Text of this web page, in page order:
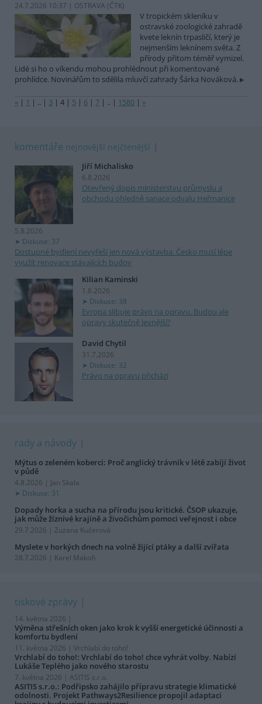
24.7.2026 10:37 | OSTRAVA (ČTK)
V tropickém skleníku v
ostravské zoologické zahradě
kvete leknín trpasličí, který je
nejmenším leknínem světa. Z
přírody přitom téměř vymizel.
Lidé si ho o víkendu mohou prohlédnout při komentované
prohlídce. Novinářům to sdělila mluvčí zahrady Šárka Nováková.
« | 1 | .. | 3 | 4 | 5 | 6 | 7 | .. | 1580 | »
komentáře nejnovější nejčtenější
Jiří Michalisko
6.8.2026
Otevřený dopis ministerstvu průmyslu a
obchodu ohledně sanace odvalu Heřmanice
5.8.2026
Diskuse: 37
Dostupné bydlení nevyřeší jen nová výstavba. Česko musí lépe
využít renovace stávajících budov
Kilian Kaminski
1.8.2026
Diskuse: 38
Evropa slibuje právo na opravu. Budou ale
opravy skutečně levnější?
David Chytil
31.7.2026
Diskuse: 32
Právo na opravu přichází
rady a návody
Mýtus o zeleném koberci: Proč anglický trávník v létě zabíjí život
v půdě
4.8.2026 | Jan Skala
Diskuse: 31
Dopady horka a sucha na přírodu jsou kritické. ČSOP ukazuje,
jak může žíznivé krajině a živočichům pomoci veřejnost i obce
29.7.2026 | Zuzana Kučerová
Myslete v horkých dnech na volně žijící ptáky a další zvířata
28.7.2026 | Karel Makoň
tiskové zprávy
14. května 2026 |
Výměna střešních oken jako krok k vyšší energetické účinnosti a
komfortu bydlení
11. května 2026 | Vrchlabí do toho!
Vrchlabí do toho!: Vrchlabí do toho! chce vyhrát volby. Nabízí
Lukáše Teplého jako nového starostu
7. května 2026 | ASITIS s.r.o.
ASITIS s.r.o.: Podřipsko zahájilo přípravu strategie klimatické
odolnosti. Projekt Pathways2Resilience propojil adaptaci